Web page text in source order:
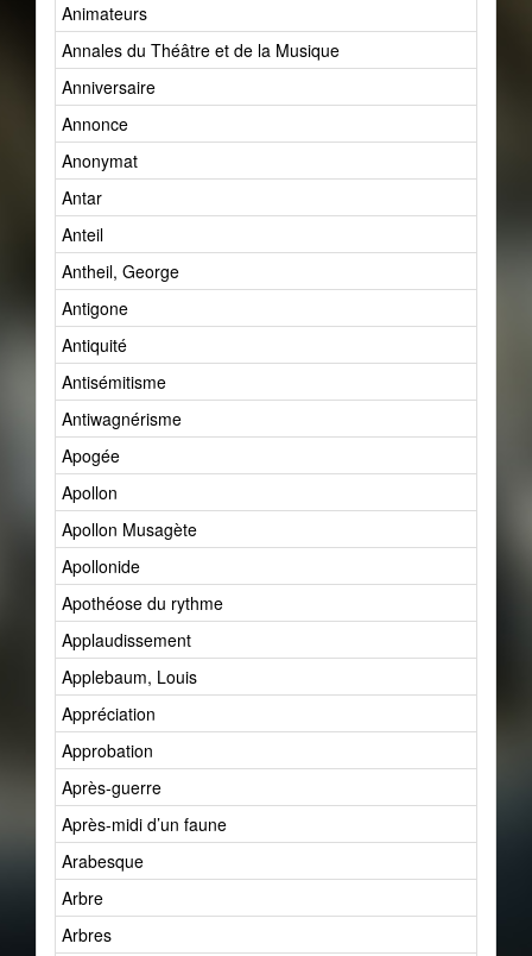
Animateurs
Annales du Théâtre et de la Musique
Anniversaire
Annonce
Anonymat
Antar
Anteil
Antheil, George
Antigone
Antiquité
Antisémitisme
Antiwagnérisme
Apogée
Apollon
Apollon Musagète
Apollonide
Apothéose du rythme
Applaudissement
Applebaum, Louis
Appréciation
Approbation
Après-guerre
Après-midi d’un faune
Arabesque
Arbre
Arbres